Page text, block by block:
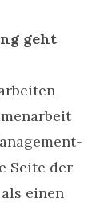
geht
Seite der
einen